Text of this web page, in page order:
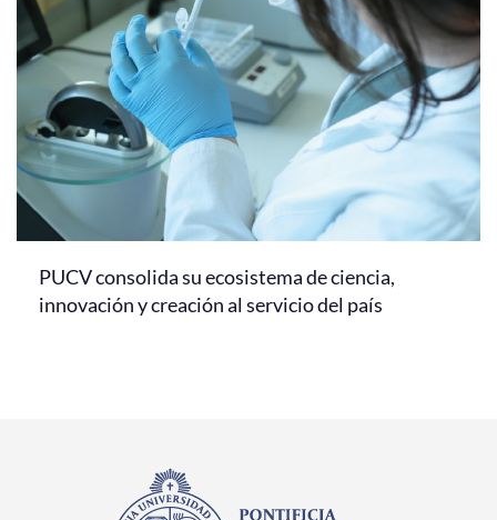
PUCV consolida su ecosistema de ciencia,
innovación y creación al servicio del país